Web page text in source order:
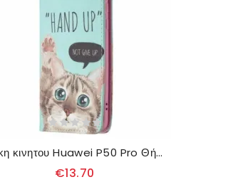
θηκη κινητου Huawei P50 Pro Θήκη Flip Χέρι Ψηλά
€13.70